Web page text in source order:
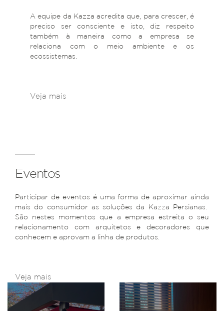
A equipe da Kazza acredita que, para crescer, é
preciso ser consciente e isto, diz respeito
também à maneira como a empresa se
relaciona com o meio ambiente e os
ecossistemas.
Veja mais
Eventos
Participar de eventos é uma forma de aproximar ainda
mais do consumidor as soluções da Kazza Persianas.
São nestes momentos que a empresa estreita o seu
relacionamento com arquitetos e decoradores que
conhecem e aprovam a linha de produtos.
Veja mais